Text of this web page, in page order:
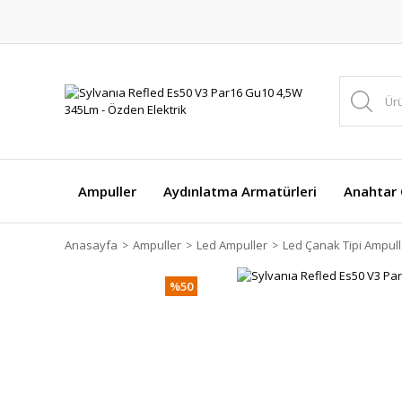
Ampuller Aydınlatma Armatürleri Anahtar
Anasayfa Ampuller Led Ampuller Led Çanak Tipi
%50